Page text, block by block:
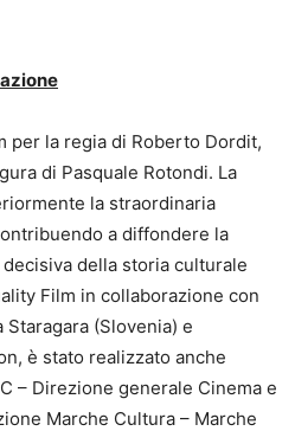
per la regia di Roberto Dordit,
di Pasquale Rotondi. La
la straordinaria
a diffondere la
della storia culturale
Film in collaborazione con
(Slovenia) e
è stato realizzato anche
– Direzione generale Cinema e
Marche Cultura – Marche